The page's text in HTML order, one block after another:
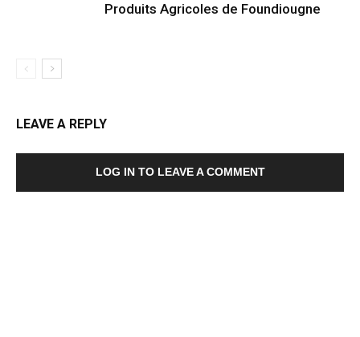
Produits Agricoles de Foundiougne
LEAVE A REPLY
LOG IN TO LEAVE A COMMENT